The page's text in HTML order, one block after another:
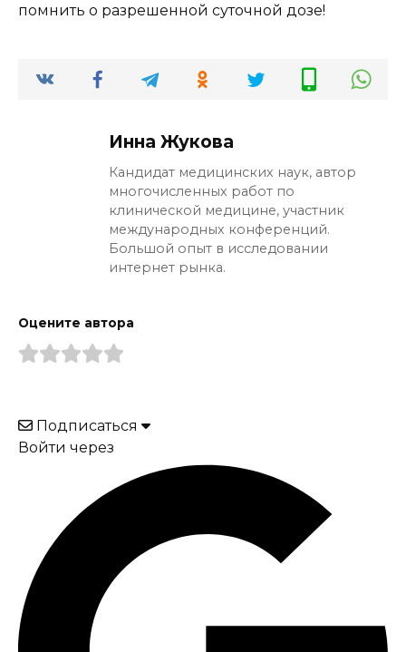
помнить о разрешенной суточной дозе!
Инна Жукова
Кандидат медицинских наук, автор
многочисленных работ по
клинической медицине, участник
международных конференций.
Большой опыт в исследовании
интернет рынка.
Оцените автора
Подписаться
Войти через